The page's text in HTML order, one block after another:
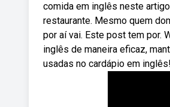
comida em inglês neste
restaurante. Mesmo quem
por aí vai. Este post tem por.
inglês de maneira eficaz,
usadas no cardápio em